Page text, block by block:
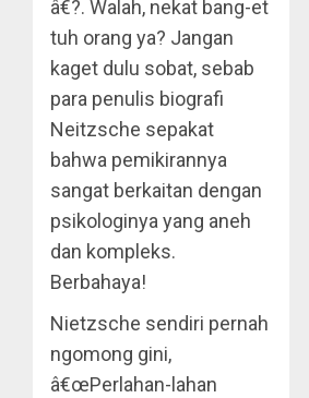
â€?. Walah, nekat bang-et
tuh orang ya? Jangan
kaget dulu sobat, sebab
para penulis biografi
Neitzsche sepakat
bahwa pemikirannya
sangat berkaitan dengan
psikologinya yang aneh
dan kompleks.
Berbahaya!
Nietzsche sendiri pernah
ngomong gini,
â€œPerlahan-lahan